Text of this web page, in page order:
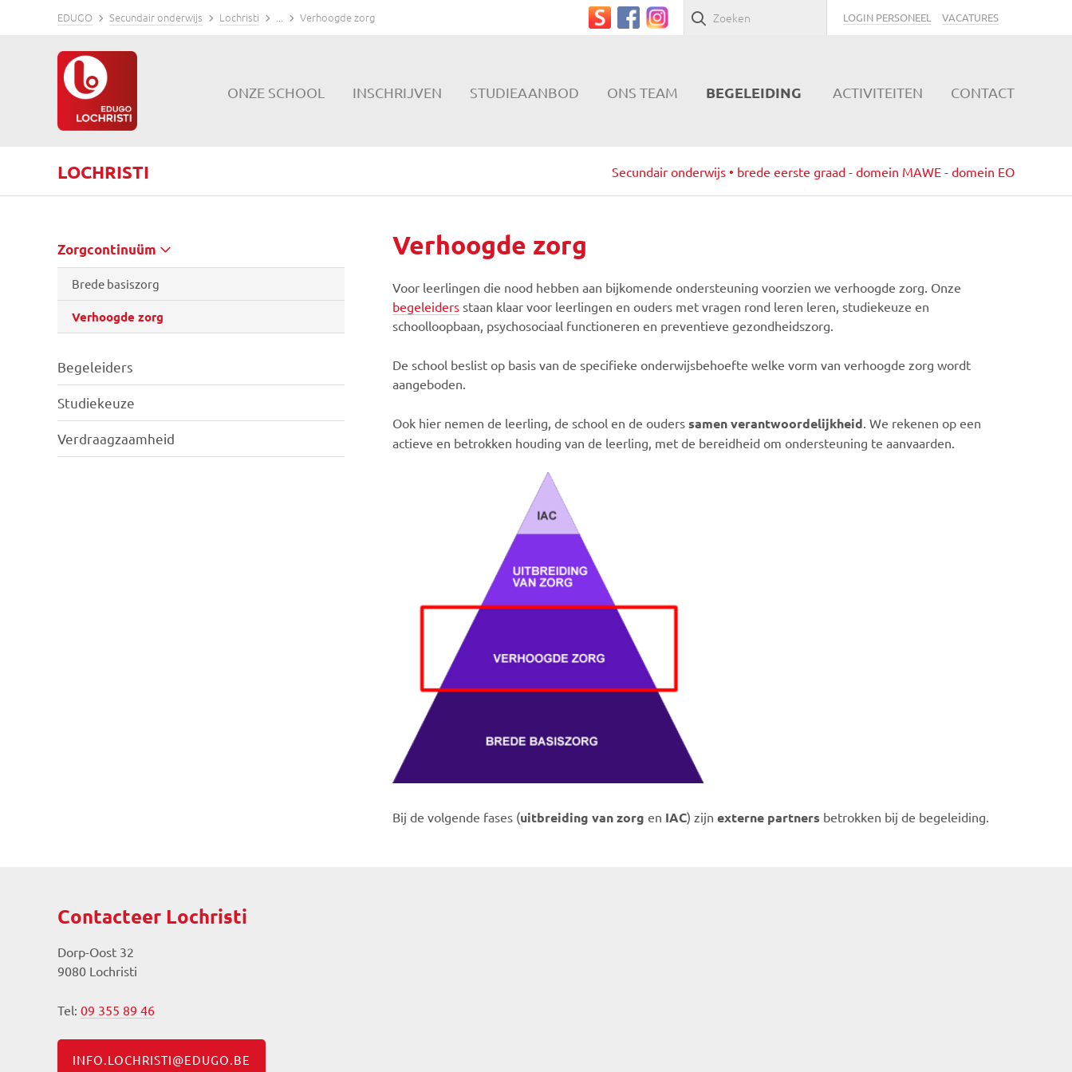
EDUGO Secundair onderwijs Lochristi ... Verhoogde zorg LOGIN PERSONEEL VACATURES
ONZE SCHOOL INSCHRIJVEN STUDIEAANBOD ONS TEAM BEGELEIDING ACTIVITEITEN CONTACT
LOCHRISTI Secundair onderwijs • brede eerste graad - domein MAWE - domein EO
Verhoogde zorg
Voor leerlingen die nood hebben aan bijkomende ondersteuning voorzien we verhoogde zorg. Onze
begeleiders staan klaar voor leerlingen en ouders met vragen rond leren leren, studiekeuze en
schoolloopbaan, psychosociaal functioneren en preventieve gezondheidszorg.
De school beslist op basis van de specifieke onderwijsbehoefte welke vorm van verhoogde zorg wordt
aangeboden.
Ook hier nemen de leerling, de school en de ouders samen verantwoordelijkheid. We rekenen op een
actieve en betrokken houding van de leerling, met de bereidheid om ondersteuning te aanvaarden.
Bij de volgende fases (uitbreiding van zorg en IAC) zijn externe partners betrokken bij de begeleiding.
Zorgcontinuüm
Brede basiszorg
Verhoogde zorg
Begeleiders
Studiekeuze
Verdraagzaamheid
Contacteer Lochristi
Dorp-Oost 32
9080 Lochristi
Tel: 09 355 89 46
INFO.LOCHRISTI@EDUGO.BE